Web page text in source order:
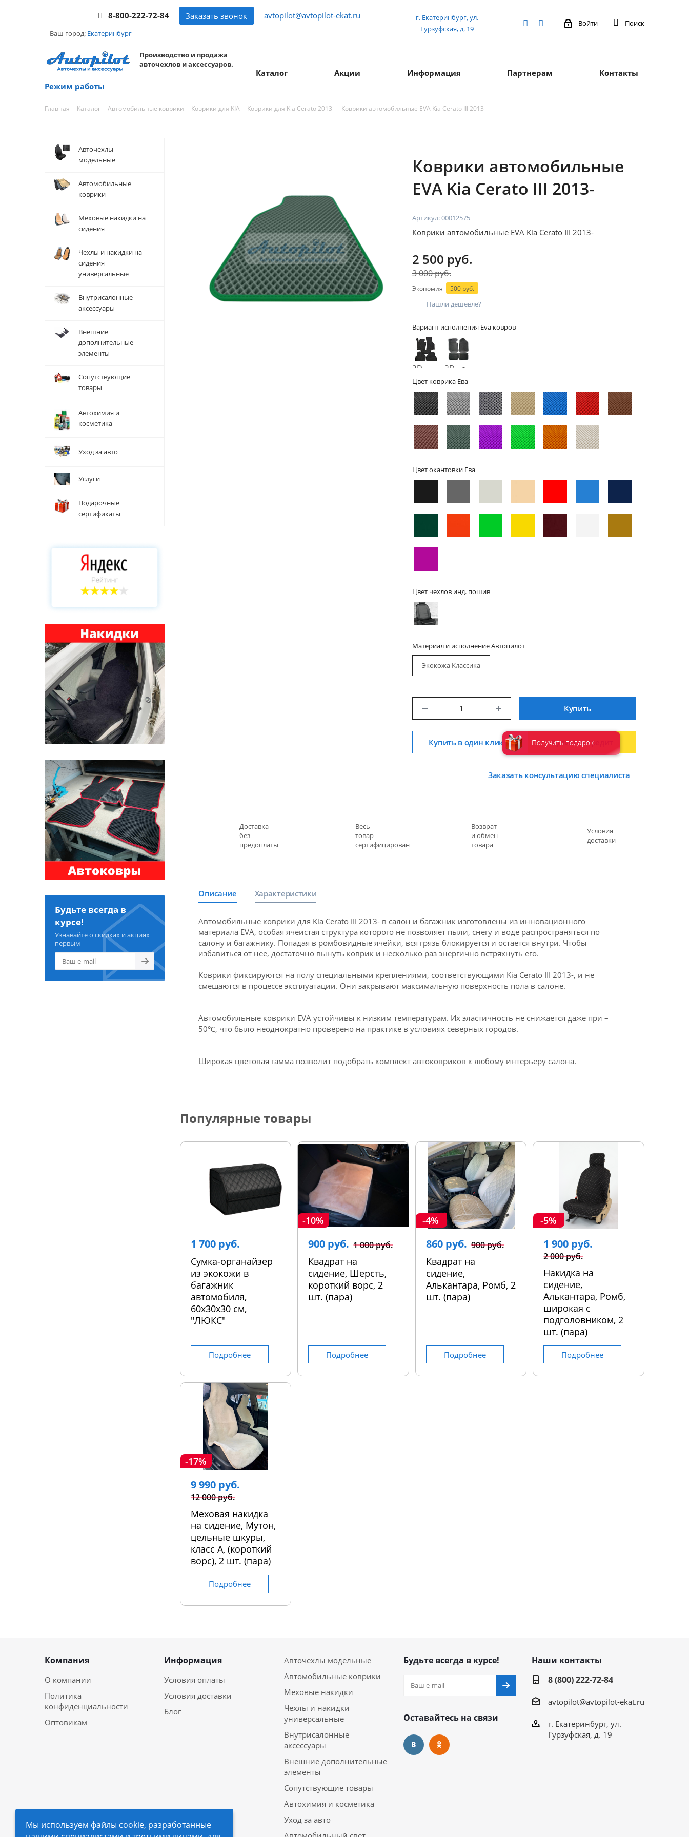
8-800-222-72-84 Заказать звонок avtopilot@avtopilot-ekat.ru
Ваш город: Екатеринбург
г. Екатеринбург, ул.
Гурзуфская, д. 19
Войти Поиск
Производство и продажа
авточехлов и аксессуаров.
Режим работы
Каталог Акции Информация Партнерам Контакты
Главная - Каталог - Автомобильные коврики - Коврики для KIA - Коврики для Kia Cerato 2013- - Коврики автомобильные EVA Kia Cerato III 2013-
Авточехлы
модельные
Автомобильные
коврики
Меховые накидки на
сидения
Чехлы и накидки на
сидения
универсальные
Внутрисалонные
аксессуары
Внешние
дополнительные
элементы
Сопутствующие
товары
Автохимия и
косметика
Уход за авто
Услуги
Подарочные
сертификаты
Будьте всегда в
курсе!
Узнавайте о скидках и акциях
первым
Коврики автомобильные
EVA Kia Cerato III 2013-
Артикул:00012575
Коврики автомобильные EVA Kia Cerato III 2013-
2 500 руб.
3 000 руб.
Экономия 500 руб.
Нашли дешевле?
Вариант исполнения Eva ковров
2D -
без
бортов
3D - с
бортами
Цвет коврика Ева
Цвет окантовки Ева
Цвет чехлов инд. пошив
Материал и исполнение Автопилот
Экокожа Классика
Купить
Купить в один клик Купить в кредит
Заказать консультацию специалиста
Доставка
без
предоплаты
Весь
товар
сертифицирован
Возврат
и обмен
товара
Условия
доставки
Описание Характеристики
Автомобильные коврики для Kia Cerato III 2013- в салон и багажник изготовлены из инновационного
материала EVA, особая ячеистая структура которого не позволяет пыли, снегу и воде распространяться по
салону и багажнику. Попадая в ромбовидные ячейки, вся грязь блокируется и остается внутри. Чтобы
избавиться от нее, достаточно вынуть коврик и несколько раз энергично встряхнуть его.
Коврики фиксируются на полу специальными креплениями, соответствующими Kia Cerato III 2013-, и не
смещаются в процессе эксплуатации. Они закрывают максимальную поверхность пола в салоне.
Автомобильные коврики EVA устойчивы к низким температурам. Их эластичность не снижается даже при –
50℃, что было неоднократно проверено на практике в условиях северных городов.
Широкая цветовая гамма позволит подобрать комплект автоковриков к любому интерьеру салона.
Популярные товары
1 700 руб.
Сумка-органайзер
из экокожи в
багажник
автомобиля,
60х30х30 см,
"ЛЮКС"
Подробнее
-10%
900 руб. 1 000 руб.
Квадрат на
сидение, Шерсть,
короткий ворс, 2
шт. (пара)
Подробнее
-4%
860 руб. 900 руб.
Квадрат на
сидение,
Алькантара, Ромб, 2
шт. (пара)
Подробнее
-5%
1 900 руб.
2 000 руб.
Накидка на
сидение,
Алькантара, Ромб,
широкая с
подголовником, 2
шт. (пара)
Подробнее
-17%
9 990 руб.
12 000 руб.
Меховая накидка
на сидение, Мутон,
цельные шкуры,
класс А, (короткий
ворс), 2 шт. (пара)
Подробнее
Компания
О компании
Политика
конфиденциальности
Оптовикам
Информация
Условия оплаты
Условия доставки
Блог
Авточехлы модельные
Автомобильные коврики
Меховые накидки
Чехлы и накидки
универсальные
Внутрисалонные
аксессуары
Внешние дополнительные
элементы
Сопутствующие товары
Автохимия и косметика
Уход за авто
Будьте всегда в курсе!
Оставайтесь на связи
Наши контакты
8 (800) 222-72-84
avtopilot@avtopilot-ekat.ru
г. Екатеринбург, ул.
Гурзуфская, д. 19
Мы используем файлы cookie, разработанные
Получить подарок